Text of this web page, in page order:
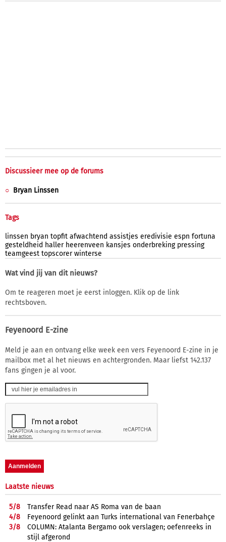
Discussieer mee op de forums
Bryan Linssen
Tags
linssen bryan topfit afwachtend assistjes eredivisie espn fortuna
gesteldheid haller heerenveen kansjes onderbreking pressing
teamgeest topscorer winterse
Wat vind jij van dit nieuws?
Om te reageren moet je eerst inloggen. Klik op de link
rechtsboven.
Feyenoord E-zine
Meld je aan en ontvang elke week een vers Feyenoord E-zine in je
mailbox met al het nieuws en achtergronden. Maar liefst 142.137
fans gingen je al voor.
Laatste nieuws
5/8
Transfer Read naar AS Roma van de baan
4/8
Feyenoord gelinkt aan Turks international van Fenerbahçe
3/8
COLUMN: Atalanta Bergamo ook verslagen; oefenreeks in
stijl afgerond